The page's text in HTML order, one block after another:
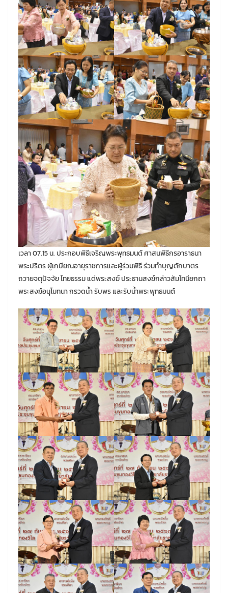
เวลา 07.15 น. ประกอบพิธีเจริญพระพุทธมนต์ ศาสนพิธีกรอาราธนา
พระปริตร ผู้เกษียณอายุราชการและผู้ร่วมพิธี ร่วมทำบุญตักบาตร
ถวายจตุปัจจัย ไทยธรรม แด่พระสงฆ์ ประธานสงฆ์กล่าวสัมโทนียกถา
พระสงฆ์อนุโมทนา กรวดน้ำ รับพร และรับน้ำพระพุทธมนต์